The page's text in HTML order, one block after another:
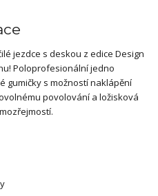
jezdce s deskou z edice Design
Poloprofesionální jedno
gumičky s možností naklápění
povolování a ložisková